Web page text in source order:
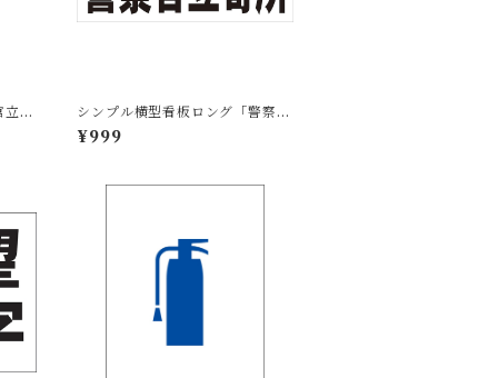
立寄
可
シンプル横型看板ロング「警察官
立寄所（黒）」【防犯・防災】屋
外可
¥999